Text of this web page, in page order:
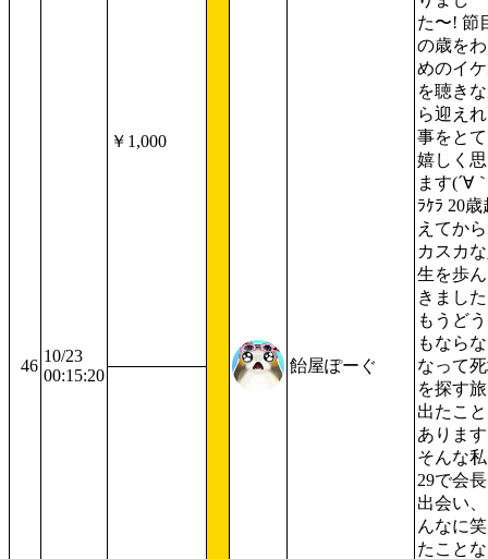
46
10/23
00:15:20
￥1,000
飴屋ぽーぐ
た〜! 節
の歳を
めのイ
を聴き
ら迎え
事をと
嬉しく
ます(´∀
ﾗｹﾗ 20歳
えてか
カスカ
生を歩
きまし
もうど
もなら
なって
を探す
出たこ
ありま
そんな
29で会
出会い
んなに
たこと